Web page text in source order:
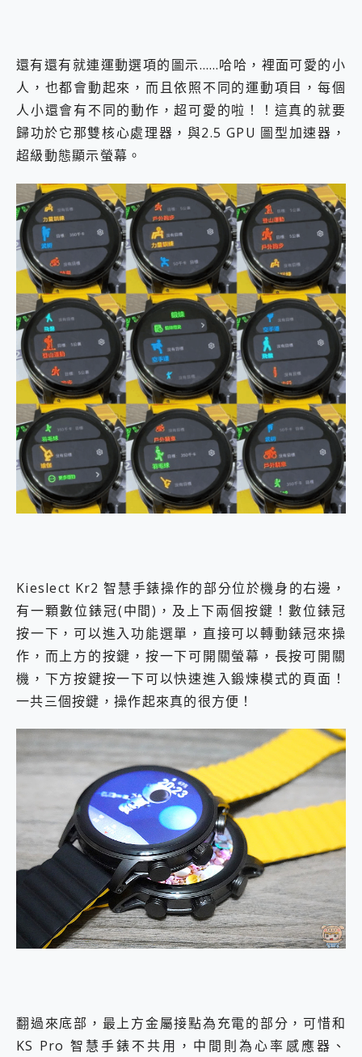
還有還有就連運動選項的圖示……哈哈，裡面可愛的小
人，也都會動起來，而且依照不同的運動項目，每個
人小還會有不同的動作，超可愛的啦！！這真的就要
歸功於它那雙核心處理器，與2.5 GPU 圖型加速器，
超級動態顯示螢幕。
Kieslect Kr2 智慧手錶操作的部分位於機身的右邊，
有一顆數位錶冠(中間)，及上下兩個按鍵！數位錶冠
按一下，可以進入功能選單，直接可以轉動錶冠來操
作，而上方的按鍵，按一下可開關螢幕，長按可開關
機，下方按鍵按一下可以快速進入鍛煉模式的頁面！
一共三個按鍵，操作起來真的很方便！
翻過來底部，最上方金屬接點為充電的部分，可惜和
KS Pro 智慧手錶不共用，中間則為心率感應器、